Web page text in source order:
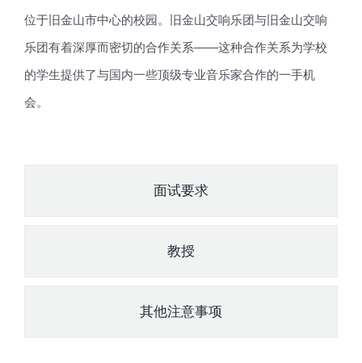
位于旧金山市中心的校园。旧金山交响乐团与旧金山交响
乐团有着深厚而密切的合作关系——这种合作关系为学校
的学生提供了与国内一些顶级专业音乐家合作的一手机
会。
面试要求
教授
其他注意事项